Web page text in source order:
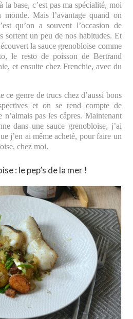
la base, c’est pas ma spécialité, moi
Mais l’avantage quand on
qu’on a souvent l’occasion de
sortent un peu de nos habitudes. Et
la sauce grenobloise comme
le resto de poisson de Bertrand
et ensuite chez Frenchie, avec du
ce genre de trucs chez d’aussi bons
et on se rend compte de
n’aimais pas les câpres. Maintenant
dans une sauce grenobloise, j’ai
j’en ai même acheté, pour faire un
chez moi.
: le pep’s de la mer !